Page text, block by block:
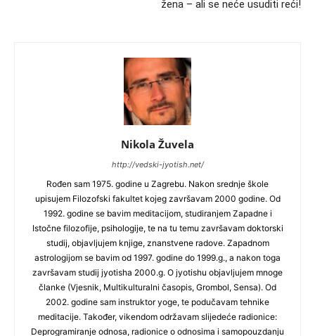
žena – ali se neće usuditi reći!
Nikola Žuvela
http://vedski-jyotish.net/
Rođen sam 1975. godine u Zagrebu. Nakon srednje škole
upisujem Filozofski fakultet kojeg završavam 2000 godine. Od
1992. godine se bavim meditacijom, studiranjem Zapadne i
Istočne filozofije, psihologije, te na tu temu završavam doktorski
studij, objavljujem knjige, znanstvene radove. Zapadnom
astrologijom se bavim od 1997. godine do 1999.g., a nakon toga
završavam studij jyotisha 2000.g. O jyotishu objavljujem mnoge
članke (Vjesnik, Multikulturalni časopis, Grombol, Sensa). Od
2002. godine sam instruktor yoge, te podučavam tehnike
meditacije. Također, vikendom održavam slijedeće radionice:
Deprogramiranje odnosa, radionice o odnosima i samopouzdanju